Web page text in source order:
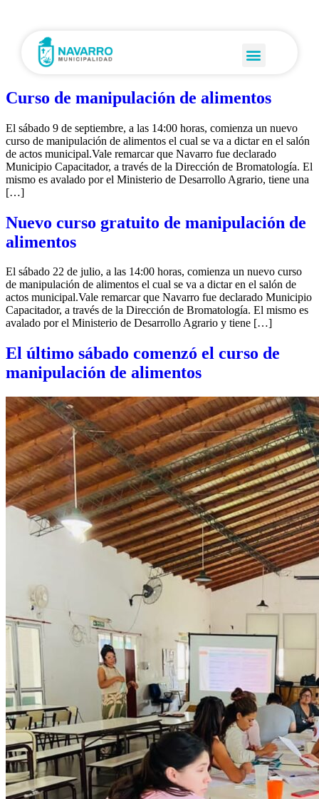
Curso de manipulación de alimentos
El sábado 9 de septiembre, a las 14:00 horas, comienza un nuevo
curso de manipulación de alimentos el cual se va a dictar en el salón
de actos municipal.Vale remarcar que Navarro fue declarado
Municipio Capacitador, a través de la Dirección de Bromatología. El
mismo es avalado por el Ministerio de Desarrollo Agrario, tiene una
[…]
Nuevo curso gratuito de manipulación de
alimentos
El sábado 22 de julio, a las 14:00 horas, comienza un nuevo curso
de manipulación de alimentos el cual se va a dictar en el salón de
actos municipal.Vale remarcar que Navarro fue declarado Municipio
Capacitador, a través de la Dirección de Bromatología. El mismo es
avalado por el Ministerio de Desarrollo Agrario y tiene […]
El último sábado comenzó el curso de
manipulación de alimentos